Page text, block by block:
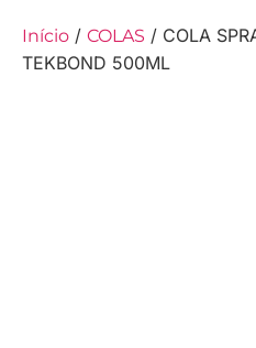
Início / COLAS / COLA
TEKBOND 500ML